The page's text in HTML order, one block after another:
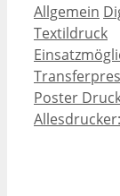
Kategorien
Allgemein
Textildruck
Poster